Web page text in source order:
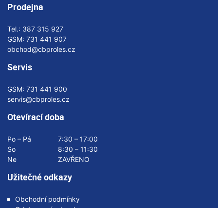
Prodejna
Tel.: 387 315 927
GSM: 731 441 907
obchod@cbproles.cz
Servis
GSM: 731 441 900
servis@cbproles.cz
Otevírací doba
Po – Pá
7:30 – 17:00
So
8:30 – 11:30
Ne
ZAVŘENO
Užitečné odkazy
Obchodní podmínky